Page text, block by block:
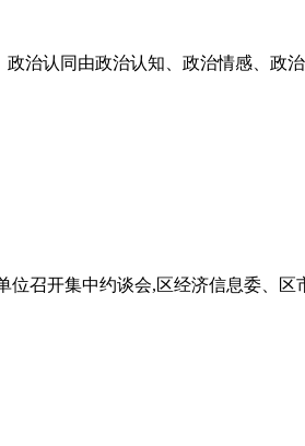
治认同由政治认知、政治情感、政
召开集中约谈会,区经济信息委、